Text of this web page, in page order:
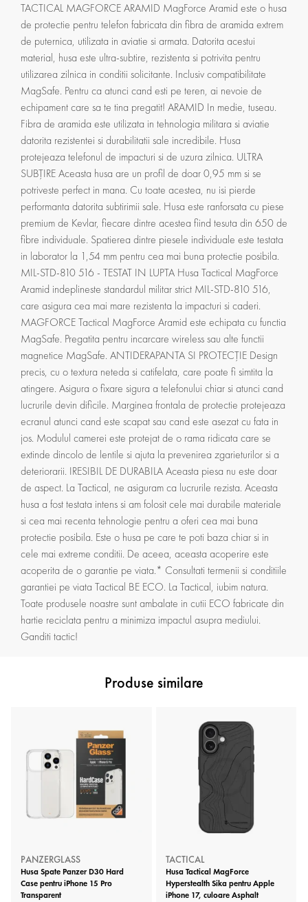
TACTICAL MAGFORCE ARAMID MagForce Aramid este o husa
de protectie pentru telefon fabricata din fibra de aramida extrem
de puternica, utilizata in aviatie si armata. Datorita acestui
material, husa este ultra-subtire, rezistenta si potrivita pentru
utilizarea zilnica in conditii solicitante. Inclusiv compatibilitate
MagSafe. Pentru ca atunci cand esti pe teren, ai nevoie de
echipament care sa te tina pregatit! ARAMID In medie, tuseau.
Fibra de aramida este utilizata in tehnologia militara si aviatie
datorita rezistentei si durabilitatii sale incredibile. Husa
protejeaza telefonul de impacturi si de uzura zilnica. ULTRA
SUBȚIRE Aceasta husa are un profil de doar 0,95 mm si se
potriveste perfect in mana. Cu toate acestea, nu isi pierde
performanta datorita subtirimii sale. Husa este ranforsata cu piese
premium de Kevlar, fiecare dintre acestea fiind tesuta din 650 de
fibre individuale. Spatierea dintre piesele individuale este testata
in laborator la 1,54 mm pentru cea mai buna protectie posibila.
MIL-STD-810 516 - TESTAT IN LUPTA Husa Tactical MagForce
Aramid indeplineste standardul militar strict MIL-STD-810 516,
care asigura cea mai mare rezistenta la impacturi si caderi.
MAGFORCE Tactical MagForce Aramid este echipata cu functia
MagSafe. Pregatita pentru incarcare wireless sau alte functii
magnetice MagSafe. ANTIDERAPANTA SI PROTECȚIE Design
precis, cu o textura neteda si catifelata, care poate fi simtita la
atingere. Asigura o fixare sigura a telefonului chiar si atunci cand
lucrurile devin dificile. Marginea frontala de protectie protejeaza
ecranul atunci cand este scapat sau cand este asezat cu fata in
jos. Modulul camerei este protejat de o rama ridicata care se
extinde dincolo de lentile si ajuta la prevenirea zgarieturilor si a
deteriorarii. IRESIBIL DE DURABILA Aceasta piesa nu este doar
de aspect. La Tactical, ne asiguram ca lucrurile rezista. Aceasta
husa a fost testata intens si am folosit cele mai durabile materiale
si cea mai recenta tehnologie pentru a oferi cea mai buna
protectie posibila. Este o husa pe care te poti baza chiar si in
cele mai extreme conditii. De aceea, aceasta acoperire este
acoperita de o garantie pe viata.* Consultati termenii si conditiile
garantiei pe viata Tactical BE ECO. La Tactical, iubim natura.
Toate produsele noastre sunt ambalate in cutii ECO fabricate din
hartie reciclata pentru a minimiza impactul asupra mediului.
Ganditi tactic!
Produse similare
PANZERGLASS
Husa Spate Panzer D30 Hard
Case pentru iPhone 15 Pro
Transparent
TACTICAL
Husa Tactical MagForce
Hyperstealth Sika pentru Apple
iPhone 17, culoare Asphalt